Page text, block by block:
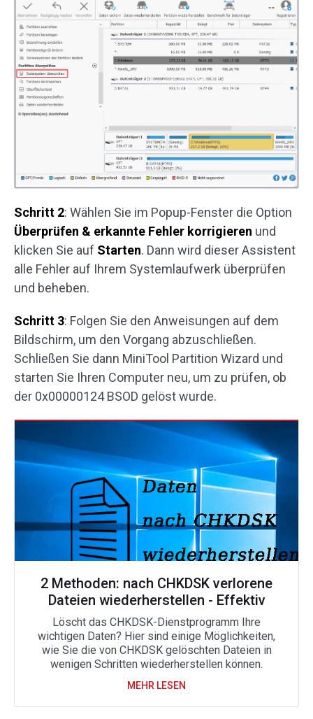
Schritt 2: Wählen Sie im Popup-Fenster die Option
Überprüfen & erkannte Fehler korrigieren und
klicken Sie auf Starten. Dann wird dieser Assistent
alle Fehler auf Ihrem Systemlaufwerk überprüfen
und beheben.
Schritt 3: Folgen Sie den Anweisungen auf dem
Bildschirm, um den Vorgang abzuschließen.
Schließen Sie dann MiniTool Partition Wizard und
starten Sie Ihren Computer neu, um zu prüfen, ob
der 0x00000124 BSOD gelöst wurde.
2 Methoden: nach CHKDSK verlorene
Dateien wiederherstellen - Effektiv
Löscht das CHKDSK-Dienstprogramm Ihre
wichtigen Daten? Hier sind einige Möglichkeiten,
wie Sie die von CHKDSK gelöschten Dateien in
wenigen Schritten wiederherstellen können.
MEHR LESEN